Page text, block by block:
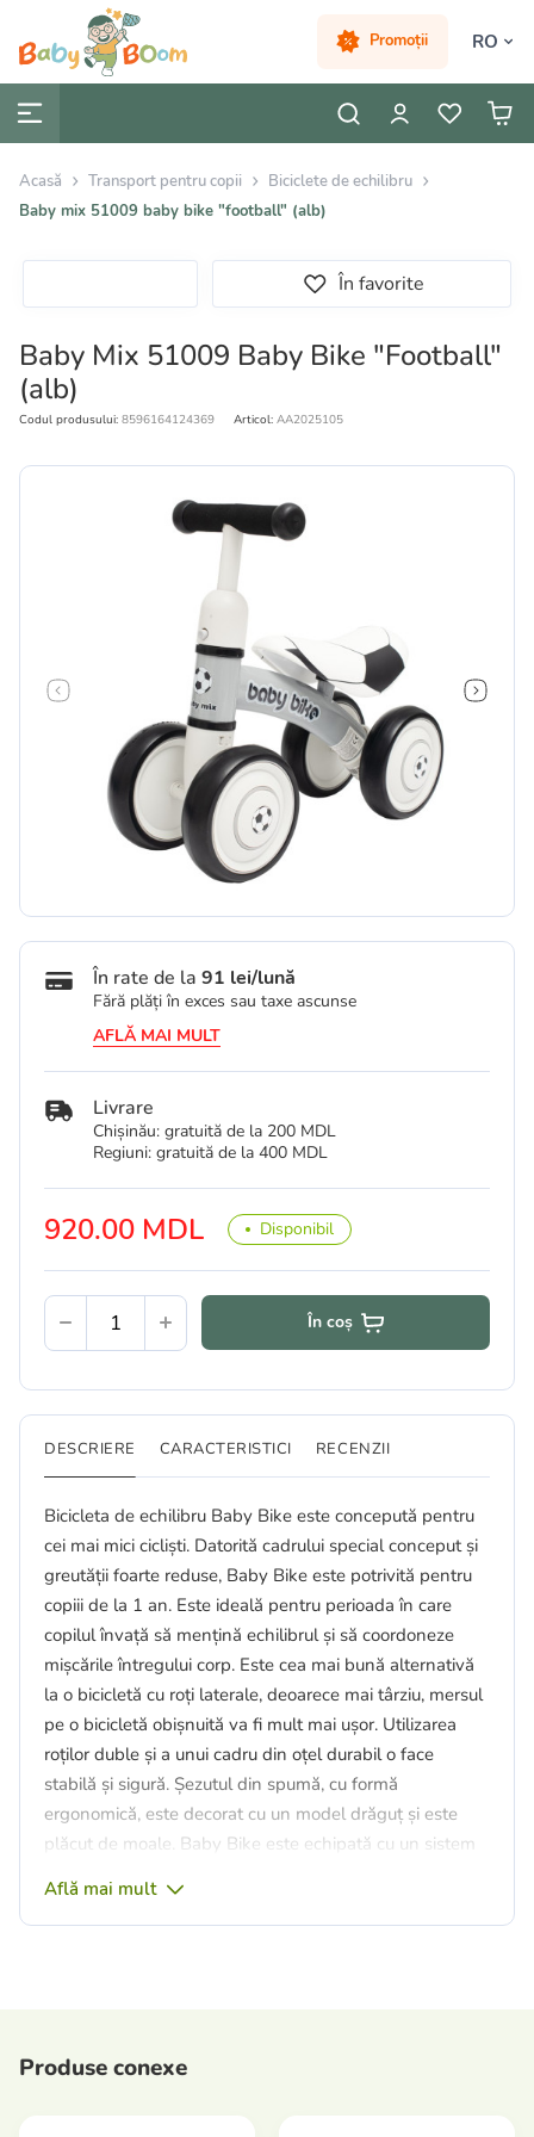
Promoții RO
Acasă Transport pentru copii
Biciclete de echilibru
Baby mix 51009 baby bike "football" (alb)
În favorite
Baby Mix 51009 Baby Bike "Football"
(alb)
Codul produsului: 8596164124369 Articol: AA2025105
920.00 MDL Disponibil
În rate de la 91 lei/lună
Fără plăți în exces sau taxe ascunse
AFLĂ MAI MULT
Livrare
Chișinău: gratuită de la 200 MDL
Regiuni: gratuită de la 400 MDL
În coș
DESCRIERE CARACTERISTICI RECENZII
Bicicleta de echilibru Baby Bike este concepută pentru
cei mai mici cicliști. Datorită cadrului special conceput și
greutății foarte reduse, Baby Bike este potrivită pentru
copiii de la 1 an. Este ideală pentru perioada în care
copilul învață să mențină echilibrul și să coordoneze
mișcările întregului corp. Este cea mai bună alternativă
la o bicicletă cu roți laterale, deoarece mai târziu, mersul
pe o bicicletă obișnuită va fi mult mai ușor. Utilizarea
roților duble și a unui cadru din oțel durabil o face
stabilă și sigură. Șezutul din spumă, cu formă
ergonomică, este decorat cu un model drăguț și este
plăcut de moale. Baby Bike este echipată cu un sistem
griji cu privire la o cădere necontrolată atunci când micul
dvs. atlet începe să învețe să manevreze. Roțile duble
tratată cu o metodă de vopsire prin pulverizare non-
Află mai mult
Produse conexe